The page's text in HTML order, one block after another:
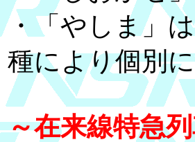
・「やしま」
種により個別に
～在来線特急